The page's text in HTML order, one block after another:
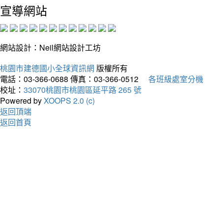
宣導網站
網站設計：Neil網站設計工坊
桃園市建德國小全球資訊網 版權所有
電話：03-366-0688 傳真：03-366-0512
各班級處室分機
校址： 33070桃園市桃園區延平路 265 號
Powered byXOOPS 2.0 (c)
返回頂端
返回首頁